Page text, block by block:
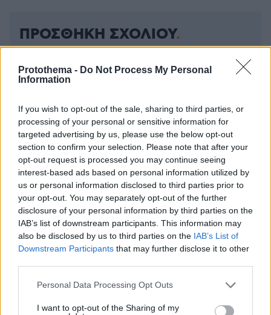
Protothema - Do Not Process My Personal
Information
If you wish to opt-out of the sale, sharing to third parties, or
processing of your personal or sensitive information for
targeted advertising by us, please use the below opt-out
section to confirm your selection. Please note that after your
opt-out request is processed you may continue seeing
interest-based ads based on personal information utilized by
us or personal information disclosed to third parties prior to
your opt-out. You may separately opt-out of the further
disclosure of your personal information by third parties on the
IAB’s list of downstream participants. This information may
also be disclosed by us to third parties on the IAB’s List of
Downstream Participants that may further disclose it to other
Please note that this website/app uses one or more Google
not limited to your visit or usage behaviour. You may click to
Personal Data Processing Opt Outs
I want to opt-out of the Sharing of my
ΠΡΟΣΘΗΚΗ ΣΧΟΛΙΟΥ
EMAIL
ΣΧΌΛΙΟ *